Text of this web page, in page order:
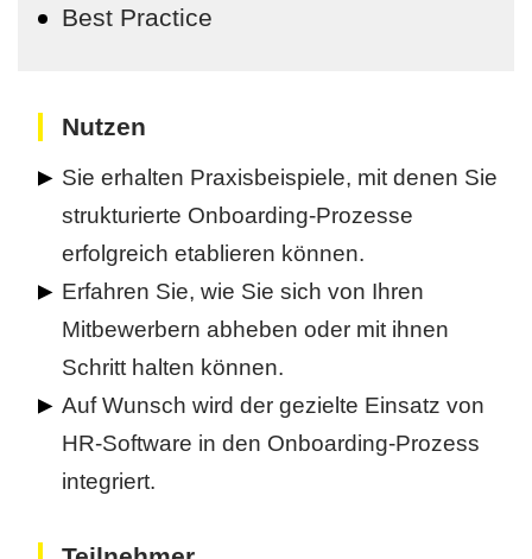
Best Practice
Nutzen
Sie erhalten Praxisbeispiele, mit denen Sie
strukturierte Onboarding-Prozesse
erfolgreich etablieren können.
Erfahren Sie, wie Sie sich von Ihren
Mitbewerbern abheben oder mit ihnen
Schritt halten können.
Auf Wunsch wird der gezielte Einsatz von
HR-Software in den Onboarding-Prozess
integriert.